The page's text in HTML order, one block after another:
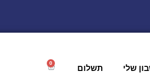
שלי תשלום
0